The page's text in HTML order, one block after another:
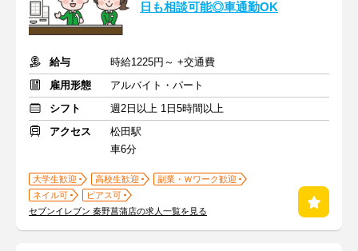
日も相談可能◎車通勤OK
給与
時給1225円～ +交通費
雇用形態
アルバイト・パート
シフト
週2日以上 1日5時間以上
アクセス
松田駅
車6分
大学生歓迎 高校生歓迎
副業・Ｗワーク歓迎
ネイル可
ピアス可
セブンイレブン 秦野菖蒲店の求人一覧を見る